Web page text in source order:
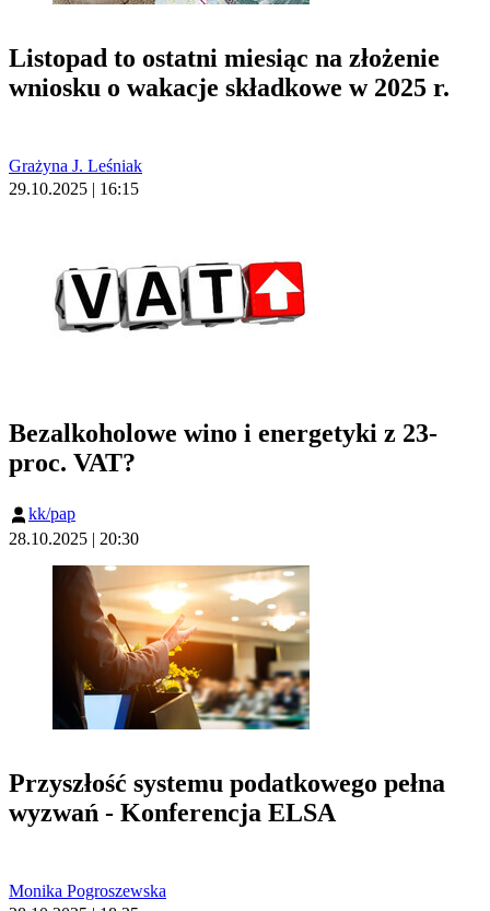
Listopad to ostatni miesiąc na złożenie
wniosku o wakacje składkowe w 2025 r.
Grażyna J. Leśniak
29.10.2025 | 16:15
Bezalkoholowe wino i energetyki z 23-
proc. VAT?
kk/pap
28.10.2025 | 20:30
Przyszłość systemu podatkowego pełna
wyzwań - Konferencja ELSA
Monika Pogroszewska